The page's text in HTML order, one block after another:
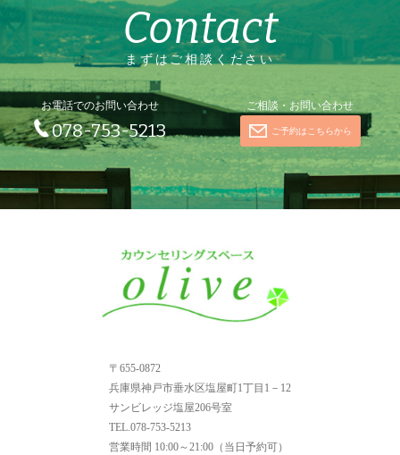
Contact
まずはご相談ください
お電話でのお問い合わせ
078-753-5213
ご相談・お問い合わせ
ご予約はこちらから
〒655-0872
兵庫県神戸市垂水区塩屋町1丁目1－12
サンビレッジ塩屋206号室
TEL.078-753-5213
営業時間 10:00～21:00（当日予約可）